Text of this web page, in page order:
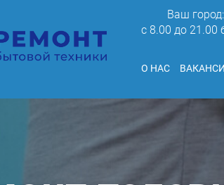
Ваш
c 8.00 до 21.00
О НАС